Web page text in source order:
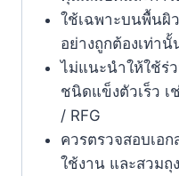
ใช้เฉพาะบนพื้นผิ
อย่างถูกต้องเท่านั้
ไม่แนะนำให้ใช้ร่
ชนิดแข็งตัวเร็ว เ
/ RFG
ควรตรวจสอบเอ
ใช้งาน และสวม